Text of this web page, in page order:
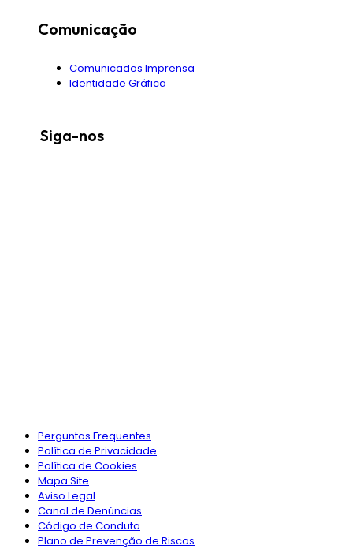
Comunicação
Comunicados Imprensa
Identidade Gráfica
Siga-nos
Perguntas Frequentes
Política de Privacidade
Política de Cookies
Mapa Site
Aviso Legal
Canal de Denúncias
Código de Conduta
Plano de Prevenção de Riscos